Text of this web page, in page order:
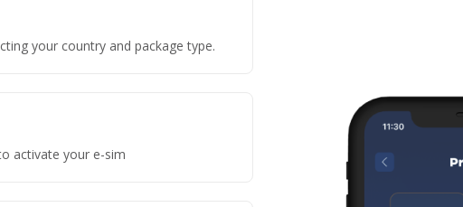
your country and package type.
activate your e-sim